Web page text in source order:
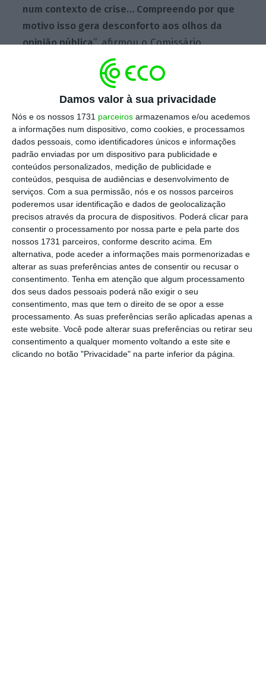
Damos valor à sua privacidade
Nós e os nossos 1731 parceiros armazenamos e/ou acedemos
a informações num dispositivo, como cookies, e processamos
dados pessoais, como identificadores únicos e informações
padrão enviadas por um dispositivo para publicidade e
conteúdos personalizados, medição de publicidade e
conteúdos, pesquisa de audiências e desenvolvimento de
serviços. Com a sua permissão, nós e os nossos parceiros
poderemos usar identificação e dados de geolocalização
precisos através da procura de dispositivos. Poderá clicar para
consentir o processamento por nossa parte e pela parte dos
nossos 1731 parceiros, conforme descrito acima. Em
alternativa, pode aceder a informações mais pormenorizadas e
alterar as suas preferências antes de consentir ou recusar o
consentimento. Tenha em atenção que algum processamento
dos seus dados pessoais poderá não exigir o seu
consentimento, mas que tem o direito de se opor a esse
processamento. As suas preferências serão aplicadas apenas a
este website. Você pode alterar suas preferências ou retirar seu
consentimento a qualquer momento voltando a este site e
clicando no botão "Privacidade" na parte inferior da página.
num contexto de crise… Compreendo por que
motivo isso gera desconforto aos olhos da
opinião pública”, afirmou o Comissário
Europeu para o Clima, Neutralidade
Carbónica e Crescimento Limpo, Wopke
Hoekstra, esta manhã, em Lisboa.
Taxar o lucro ‘extra’ na energia. Tudo que precisa de
saber
Ler Mais
O comissário considera que uma das lições da
crise de 2022 é que é “mais fácil” atuar a nível
nacional porque levantam-se “todo o tipo de
questões jurídicas e de coordenação se
tentarmos fazê-lo a nível europeu”.Neste
sentido, para já, o que Bruxelas decidiu — e
ainda está a avaliar e a analisar o assunto —
é que quer “tornar isso possível para os
Estados-Membros que pretendam enveredar
por essa via”, concluiu.